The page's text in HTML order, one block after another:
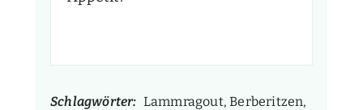
Schlagwörter: Lammragout, Berberitzen,